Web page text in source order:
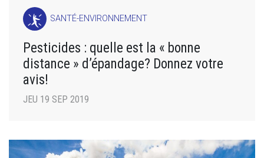
SANTÉ-ENVIRONNEMENT
Pesticides : quelle est la « bonne
distance » d’épandage? Donnez votre
avis!
JEU 19 SEP 2019